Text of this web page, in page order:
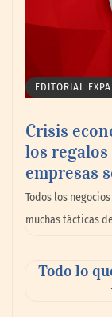
Nansha,
ecosistema
EDITORIAL
Crisis
los
empresas
Todos los
muchas tácticas
Todo lo